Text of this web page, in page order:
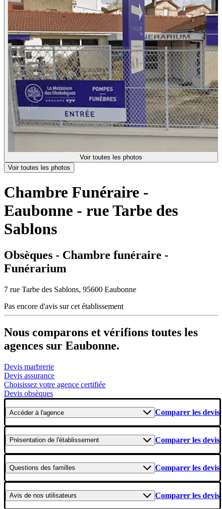
Voir toutes les photos
Voir toutes les photos
Chambre Funéraire -
Eaubonne - rue Tarbe des
Sablons
Obsèques - Chambre funéraire -
Funérarium
7 rue Tarbe des Sablons, 95600 Eaubonne
Pas encore d'avis sur cet établissement
Nous comparons et vérifions toutes les
agences sur Eaubonne.
Devis marbrerie
Devis assurance
Choisissez votre agence certifiée
Devis obsèques
Accéderà l'agence Comparer les devis
Présentation de l'établissement Comparer les devis
Questions des familles Comparer les devis
Avis de nos utilisateurs Comparer les devis